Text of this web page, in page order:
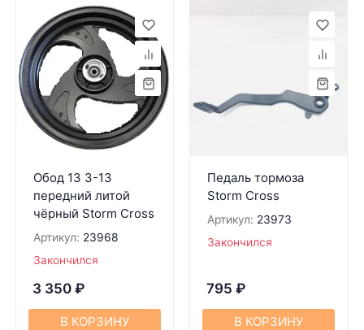
Обод 13 3-13
передний литой
чёрный Storm Cross
Артикул: 23968
Закончился
3 350 ₽
В КОРЗИНУ
Педаль тормоза
Storm Cross
Артикул: 23973
Закончился
795 ₽
В КОРЗИНУ